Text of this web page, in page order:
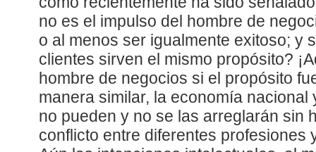
no es el impulso del hombre de
o al menos ser igualmente exitoso; y
clientes sirven el mismo propósito?
hombre de negocios si el propósito
manera similar, la economía nacional
no pueden y no se las arreglarán sin
conflicto entre diferentes profesiones